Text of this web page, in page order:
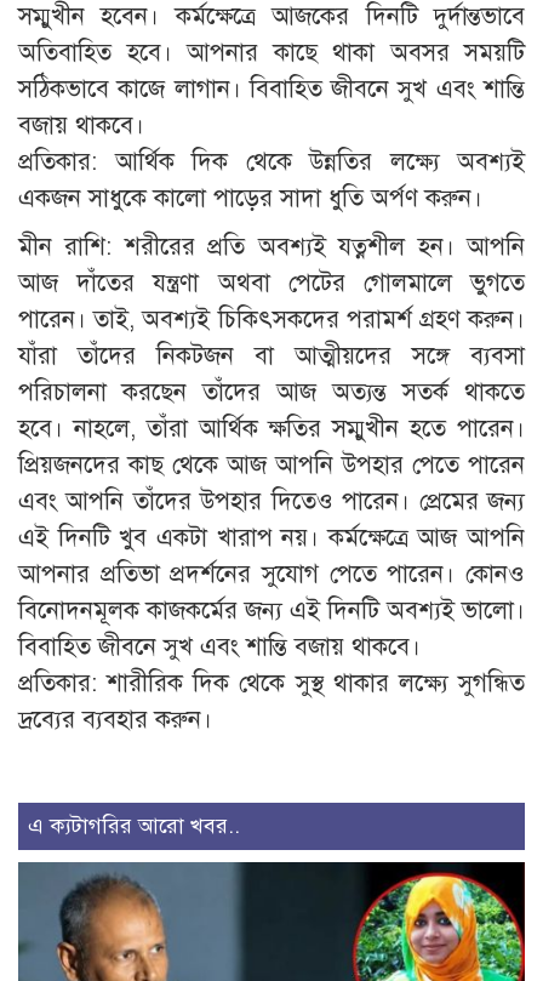
সম্মুখীন হবেন। কর্মক্ষেত্রে আজকের দিনটি দুর্দান্তভাবে
অতিবাহিত হবে। আপনার কাছে থাকা অবসর সময়টি
সঠিকভাবে কাজে লাগান। বিবাহিত জীবনে সুখ এবং শান্তি
বজায় থাকবে।
প্রতিকার: আর্থিক দিক থেকে উন্নতির লক্ষ্যে অবশ্যই
একজন সাধুকে কালো পাড়ের সাদা ধুতি অর্পণ করুন।
মীন রাশি: শরীরের প্রতি অবশ্যই যত্নশীল হন। আপনি
আজ দাঁতের যন্ত্রণা অথবা পেটের গোলমালে ভুগতে
পারেন। তাই, অবশ্যই চিকিৎসকদের পরামর্শ গ্রহণ করুন।
যাঁরা তাঁদের নিকটজন বা আত্মীয়দের সঙ্গে ব্যবসা
পরিচালনা করছেন তাঁদের আজ অত্যন্ত সতর্ক থাকতে
হবে। নাহলে, তাঁরা আর্থিক ক্ষতির সম্মুখীন হতে পারেন।
প্রিয়জনদের কাছ থেকে আজ আপনি উপহার পেতে পারেন
এবং আপনি তাঁদের উপহার দিতেও পারেন। প্রেমের জন্য
এই দিনটি খুব একটা খারাপ নয়। কর্মক্ষেত্রে আজ আপনি
আপনার প্রতিভা প্রদর্শনের সুযোগ পেতে পারেন। কোনও
বিনোদনমূলক কাজকর্মের জন্য এই দিনটি অবশ্যই ভালো।
বিবাহিত জীবনে সুখ এবং শান্তি বজায় থাকবে।
প্রতিকার: শারীরিক দিক থেকে সুস্থ থাকার লক্ষ্যে সুগন্ধিত
দ্রব্যের ব্যবহার করুন।
এ ক্যটাগরির আরো খবর..